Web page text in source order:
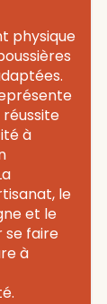
physique
à
le
et le
se faire
à